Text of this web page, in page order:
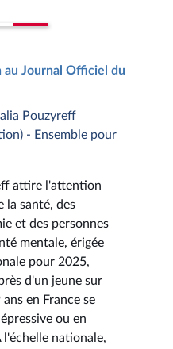
au Journal Officiel du
Pouzyreff
- Ensemble pour
attire l'attention
la santé, des
et des personnes
mentale, érigée
pour 2025,
d'un jeune sur
en France se
ou en
l'échelle nationale,